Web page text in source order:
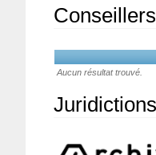
Conseillers
Aucun résultat trouvé.
Juridictions